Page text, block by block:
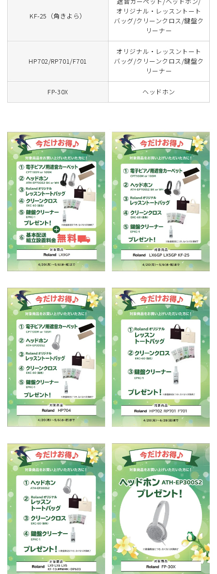
KF-25（角きよら）
オリジナル・レッスントート
バッグ/クリーンクロス/鍵盤ク
リーナー
HP702/RP701/F701
オリジナル・レッスントート
バッグ/クリーンクロス/鍵盤ク
リーナー
FP-30X ヘッドホン